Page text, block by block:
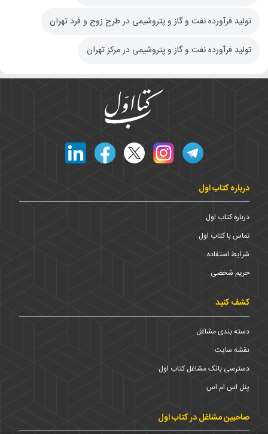
تولید فرآورده نفت و گاز و پتروشیمی در طرح زوج و فرد تهران
تولید فرآورده نفت و گاز و پتروشیمی در مرکز تهران
درباره کتاب اول
درباره کتاب اول
تماس با کتاب اول
شرایط استفاده
حریم شخضی
کشف کنید
دسته بندی مشاغل
نقشه سایت
دسترسی بانک مشاغل کتاب اول
پنل اس ام اس
صاحبین مشاغل در کتاب اول